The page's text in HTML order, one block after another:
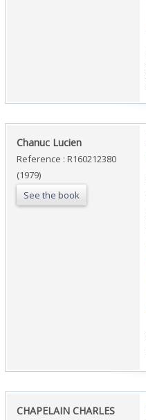
‎Chanuc Lucien‎
Reference : R160212380
(1979)
See the book
‎CHAPELAIN CHARLES‎